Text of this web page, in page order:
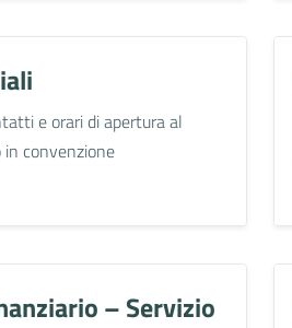
e orari di apertura al
in convenzione
– Servizio